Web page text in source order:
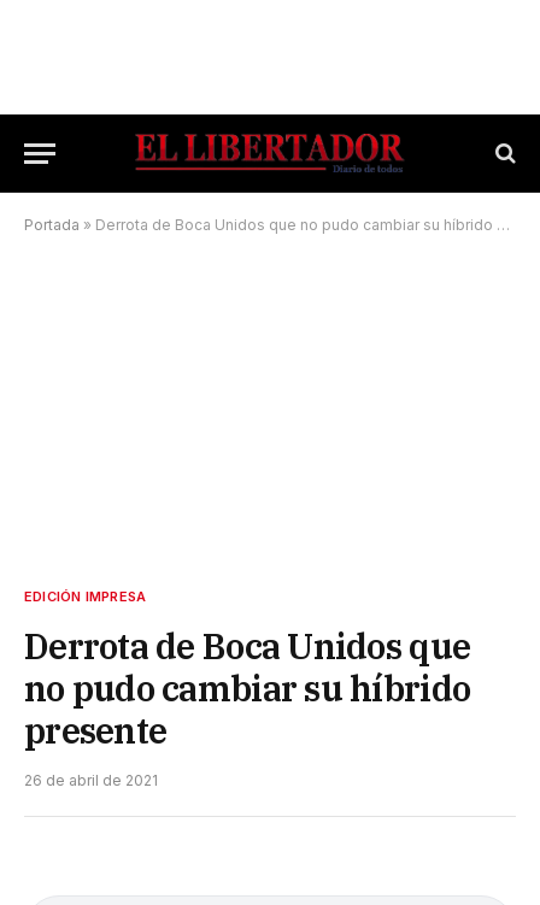
Portada » Derrota de Boca Unidos que no pudo cambiar su híbrido presente
EDICIÓN IMPRESA
Derrota de Boca Unidos que
no pudo cambiar su híbrido
presente
26 de abril de 2021